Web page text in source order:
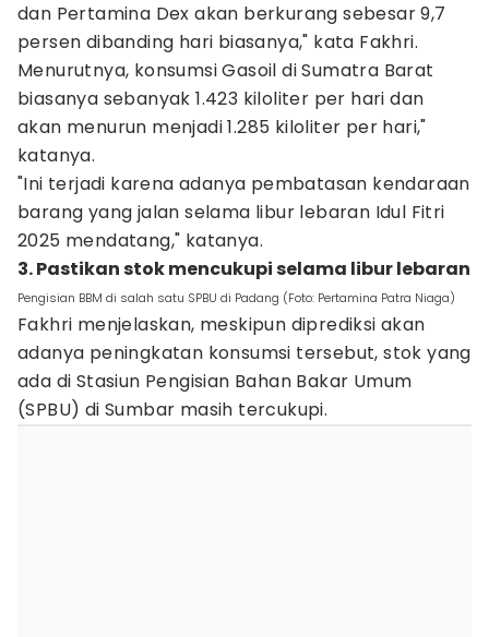
dan Pertamina Dex akan berkurang sebesar 9,7
persen dibanding hari biasanya," kata Fakhri.
Menurutnya, konsumsi Gasoil di Sumatra Barat
biasanya sebanyak 1.423 kiloliter per hari dan
akan menurun menjadi 1.285 kiloliter per hari,"
katanya.
"Ini terjadi karena adanya pembatasan kendaraan
barang yang jalan selama libur lebaran Idul Fitri
2025 mendatang," katanya.
3. Pastikan stok mencukupi selama libur lebaran
Pengisian BBM di salah satu SPBU di Padang (Foto: Pertamina Patra Niaga)
Fakhri menjelaskan, meskipun diprediksi akan
adanya peningkatan konsumsi tersebut, stok yang
ada di Stasiun Pengisian Bahan Bakar Umum
(SPBU) di Sumbar masih tercukupi.